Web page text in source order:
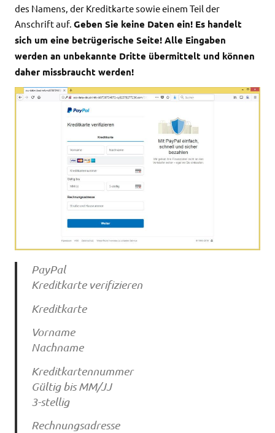
des Namens, der Kreditkarte sowie einem Teil der
Anschrift auf. Geben Sie keine Daten ein! Es handelt
sich um eine betrügerische Seite! Alle Eingaben
werden an unbekannte Dritte übermittelt und können
daher missbraucht werden!
PayPal
Kreditkarte verifizieren
Kreditkarte
Vorname
Nachname
Kreditkartennummer
Gültig bis MM/JJ
3-stellig
Rechnungsadresse